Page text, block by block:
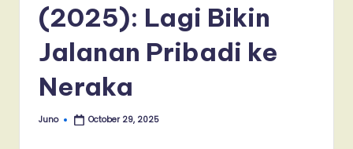
(2025): Lagi Bikin
Jalanan Pribadi ke
Neraka
Posted
Juno October 29, 2025